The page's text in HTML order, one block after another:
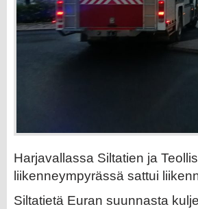
Harjavallassa Siltatien ja
liikenneympyrässä sattui
Siltatietä Euran suunnasta